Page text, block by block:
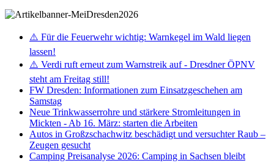
⚠️ Für die Feuerwehr wichtig: Warnkegel im Wald liegen
lassen!
⚠️ Verdi ruft erneut zum Warnstreik auf - Dresdner ÖPNV
steht am Freitag still!
FW Dresden: Informationen zum Einsatzgeschehen am
Samstag
Neue Trinkwasserrohre und stärkere Stromleitungen in
Mickten - Ab 16. März: starten die Arbeiten
Autos in Großzschachwitz beschädigt und versuchter Raub –
Zeugen gesucht
Camping Preisanalyse 2026: Camping in Sachsen bleibt